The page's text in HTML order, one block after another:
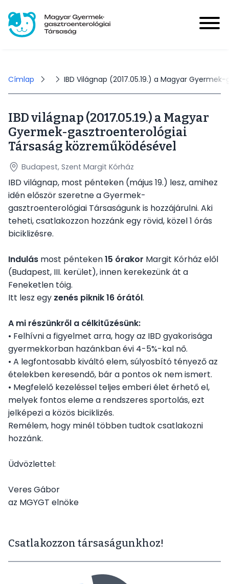
tartalomra
menu
Bejelentkezés
Main
navigation
Tagoknak
Vezetőség
A Társaságról
Újdonságok, érdekességek
Morzsa
Címlap IBD Világnap (2017.05.19.) a Magyar
IBD világnap (2017.05.19.) a Magyar
Gyermek-gasztroenterológiai
Társaság közreműködésével
Budapest, Szent Margit Kórház
IBD világnap, most pénteken (május 19.) lesz, amihez
idén először szeretne a Gyermek-
gasztroenterológiai Társaságunk is hozzájárulni. Aki
teheti, csatlakozzon hozzánk egy rövid, közel 1 órás
biciklizésre.
Indulás most pénteken15 órakor Margit Kórház elől
(Budapest, III. kerület), innen kerekezünk át a
Feneketlen tóig.
Itt lesz egy zenés piknik 16 órától.
A mi részünkről a célkitűzésünk:
• Felhívni a figyelmet arra, hogy az IBD gyakorisága
gyermekkorban hazánkban évi 4-5%-kal nő.
• A legfontosabb kiváltó elem, súlyosbító tényező az
ételekben keresendő, bár a pontos ok nem ismert.
• Megfelelő kezeléssel teljes emberi élet érhető el,
melyek fontos eleme a rendszeres sportolás, ezt
jelképezi a közös biciklizés.
Remélem, hogy minél többen tudtok csatlakozni
hozzánk.
Üdvözlettel:
Veres Gábor
az MGYGT elnöke
Csatlakozzon társaságunkhoz!